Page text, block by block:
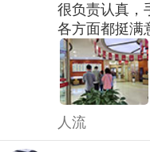
很负责认真，
各方面都挺满
人流